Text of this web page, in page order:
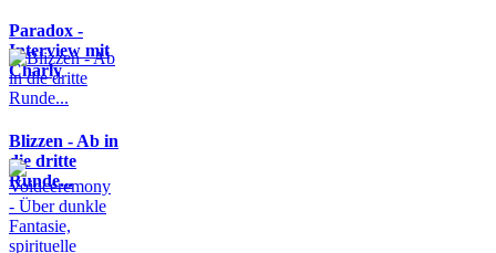
Paradox -
Interview mit
Charly
Blizzen - Ab in
die dritte
Runde...